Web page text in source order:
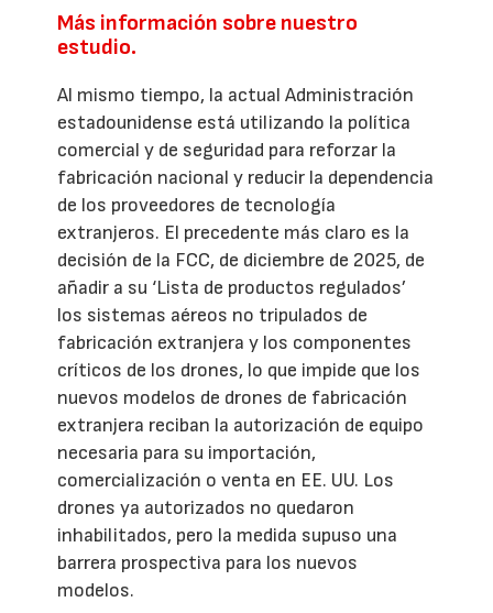
Más información sobre nuestro
estudio.
Al mismo tiempo, la actual Administración
estadounidense está utilizando la política
comercial y de seguridad para reforzar la
fabricación nacional y reducir la dependencia
de los proveedores de tecnología
extranjeros. El precedente más claro es la
decisión de la FCC, de diciembre de 2025, de
añadir a su ‘Lista de productos regulados’
los sistemas aéreos no tripulados de
fabricación extranjera y los componentes
críticos de los drones, lo que impide que los
nuevos modelos de drones de fabricación
extranjera reciban la autorización de equipo
necesaria para su importación,
comercialización o venta en EE. UU. Los
drones ya autorizados no quedaron
inhabilitados, pero la medida supuso una
barrera prospectiva para los nuevos
modelos.